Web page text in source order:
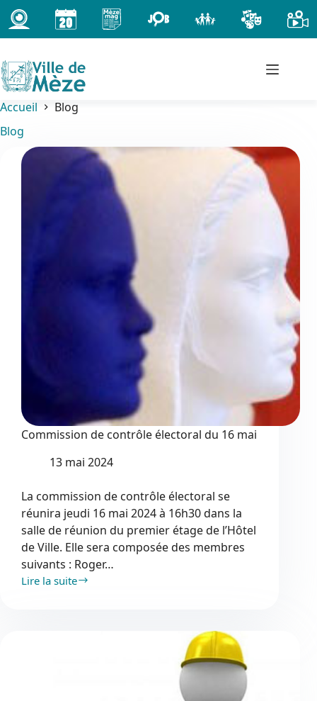
Passer
au
contenu
Accueil
Blog
Blog
Commission de contrôle électoral du 16 mai
13 mai 2024
La commission de contrôle électoral se
réunira jeudi 16 mai 2024 à 16h30 dans la
salle de réunion du premier étage de l’Hôtel
de Ville. Elle sera composée des membres
suivants : Roger…
Lire la suite
Commission